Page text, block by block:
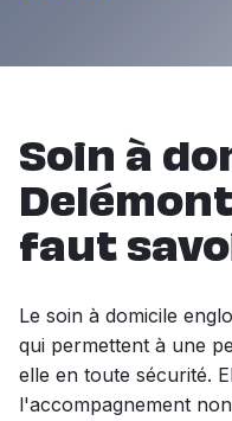
Soin à
faut
Le soin à domicile
qui permettent à une
elle en toute sécurité.
l'accompagnement